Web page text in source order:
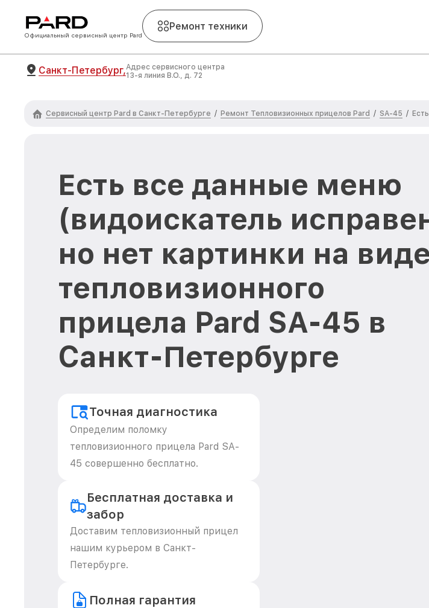
Официальный сервисный центр Pard
Ремонт техники
Санкт-Петербург,Адрес сервисного центра
13-я линия В.О., д. 72
Сервисный центр Pard в Санкт-Петербурге / Ремонт Тепловизионных прицелов Pard / SA-45 /
Есть все данные меню
(видоискатель
но нет картинки на
тепловизионного
прицела Pard SA-45 в
Санкт-Петербурге
Точная диагностика
Определим поломку
тепловизионного прицела Pard SA-
45 совершенно бесплатно.
Бесплатная доставка и
забор
Доставим тепловизионный прицел
нашим курьером в Санкт-
Петербурге.
Полная гарантия